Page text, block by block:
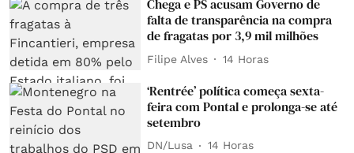
Chega e PS acusam Governo de
falta de transparência na compra
de fragatas por 3,9 mil milhões
Filipe Alves 14 Horas
‘Rentrée’ política começa sexta-
feira com Pontal e prolonga-se até
setembro
DN/Lusa 14 Horas